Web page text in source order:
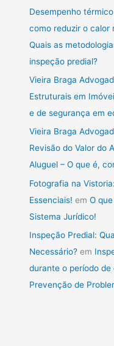
Desempenho
como reduzir o calor
Quais as
inspeção predial?
Vieira Braga
Estruturais em
e de segurança em
Vieira Braga
Revisão do Valor do
Aluguel – O que é,
Fotografia na
Essenciais! emO
Sistema Jurídico!
Inspeção Predial:
Necessário? em
durante o período
Prevenção de